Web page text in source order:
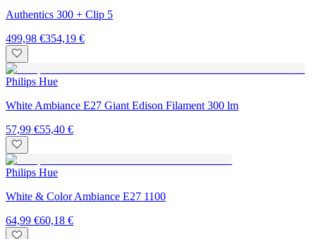
Authentics 300 + Clip 5
499,98 €354,19 €
Philips Hue
White Ambiance E27 Giant Edison Filament 300 lm
57,99 €55,40 €
Philips Hue
White & Color Ambiance E27 1100
64,99 €60,18 €